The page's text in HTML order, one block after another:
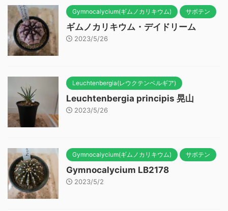
Gymnocalycium(ギムノカリキウム) サボテン
ギムノカリキウム・デイドリーム
2023/5/26
Leuchtenbergia(レウクテンベルギア)
Leuchtenbergia principis 晃山
2023/5/26
Gymnocalycium(ギムノカリキウム) サボテン
Gymnocalycium LB2178
2023/5/2